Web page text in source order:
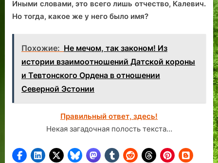
Иными словами, это всего лишь отчество, Калевич.
Но тогда, какое же у него было имя?
Похожие: Не мечом, так законом! Из
истории взаимоотношений Датской короны
и Тевтонского Ордена в отношении
Северной Эстонии
Правильный ответ, здесь!
Некая загадочная полость текста…